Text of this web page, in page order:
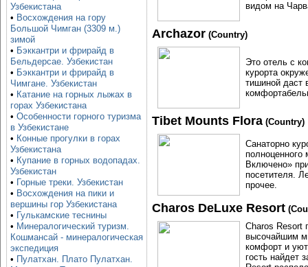
Узбекистана
• Восхождения на гору
Большой Чимган (3309 м.)
зимой
• Бэккантри и фрирайд в
Бельдерсае. Узбекистан
• Бэккантри и фрирайд в
Чимгане. Узбекистан
• Катание на горных лыжах в
горах Узбекистана
• Особенности горного туризма
в Узбекистане
• Конные прогулки в горах
Узбекистана
• Купание в горных водопадах.
Узбекистан
• Горные треки. Узбекистан
• Восхождения на пики и
вершины гор Узбекистана
• Гулькамские теснины
• Минералогический туризм.
Кошмансай - минералогическая
экспедиция
• Пулатхан. Плато Пулатхан.
видом на
Archazor (Country)
Это отель с
курорта
тишиной даст
Tibet Mounts Flora (Country)
Санаторно
Включено»
посетителя.
прочее.
Charos DeLuxe Resort
Charos Resort
высочайшим
комфорт и
гость найдет